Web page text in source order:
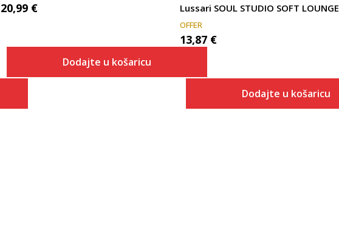
20,99 €
Dodajte u košaricu
Lussari SOUL STUDIO SOFT LOUNGE
OFFER
13,87 €
Dodajte u košaricu